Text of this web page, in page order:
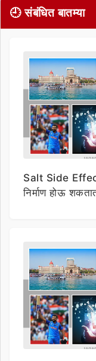
🕘 संबंधित बातम्या
Salt Side
निर्माण होऊ